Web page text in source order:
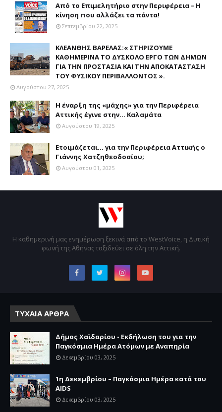
Από το Επιμελητήριο στην Περιφέρεια – Η
κίνηση που αλλάζει τα πάντα!
Σεπτεμβρίου 22, 2025
ΚΛΕΑΝΘΗΣ ΒΑΡΕΛΑΣ:« ΣΤΗΡΙΖΟΥΜΕ
ΚΑΘΗΜΕΡΙΝΑ ΤΟ ΔΥΣΚΟΛΟ ΕΡΓΟ ΤΩΝ ΔΗΜΩΝ
ΓΙΑ ΤΗΝ ΠΡΟΣΤΑΣΙΑ ΚΑΙ ΤΗΝ ΑΠΟΚΑΤΑΣΤΑΣΗ
ΤΟΥ ΦΥΣΙΚΟΥ ΠΕΡΙΒΑΛΛΟΝΤΟΣ ».
Αυγούστου 27, 2025
Η έναρξη της «μάχης» για την Περιφέρεια
Αττικής έγινε στην... Καλαμάτα
Αυγούστου 19, 2025
Ετοιμάζεται... για την Περιφέρεια Αττικής ο
Γιάννης Χατζηθεοδοσίου;
Αυγούστου 01, 2025
Η καθημερινή μας ενημέρωση ξεκινά από το WestVoice, η Δυτική
φωνή της Αθήνας ταξιδεύει σε όλη την Αττική.
ΤΥΧΑΙΑ ΑΡΘΡΑ
Δήμος Χαϊδαρίου - Εκδήλωση του για την
Παγκόσμια Ημέρα Ατόμων με Αναπηρία
Δεκεμβρίου 03, 2025
1η Δεκεμβρίου – Παγκόσμια Ημέρα κατά του
AIDS
Δεκεμβρίου 03, 2025